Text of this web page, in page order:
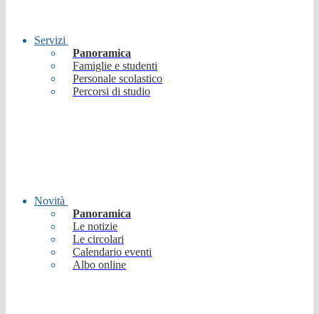
Servizi
Panoramica
Famiglie e studenti
Personale scolastico
Percorsi di studio
Novità
Panoramica
Le notizie
Le circolari
Calendario eventi
Albo online